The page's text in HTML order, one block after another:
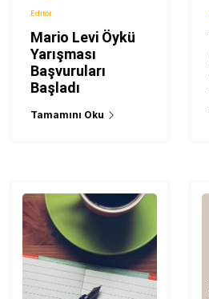
Editör
Mario Levi Öykü
Yarışması
Başvuruları
Başladı
Tamamını Oku